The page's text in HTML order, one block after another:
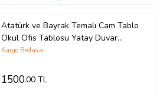
Atatürk ve Bayrak Temalı Cam Tablo
Okul Ofis Tablosu Yatay Duvar
Dekoru
Kargo Bedava
1500,00 TL